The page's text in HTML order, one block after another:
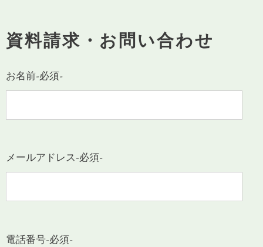
資料請求・お問い合わせ
お名前-必須-
メールアドレス-必須-
電話番号-必須-